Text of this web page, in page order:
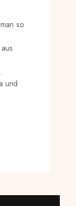
so
und